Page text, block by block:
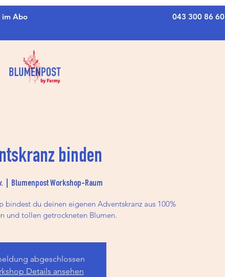
im Abo 043 300 86 60
binden
Blumenpost Workshop-Raum
bindest du deinen eigenen Adventskranz aus 100%
und tollen getrockneten Blumen.
abgeschlossen
Details ansehen